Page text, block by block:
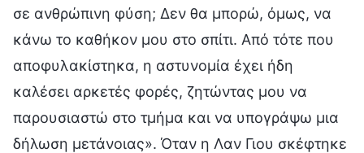
σε ανθρώπινη φύση; Δεν θα μπορώ, όμως, να
κάνω το καθήκον μου στο σπίτι. Από τότε που
αποφυλακίστηκα, η αστυνομία έχει ήδη
καλέσει αρκετές φορές, ζητώντας μου να
παρουσιαστώ στο τμήμα και να υπογράψω μια
δήλωση μετάνοιας». Όταν η Λαν Γιου σκέφτηκε